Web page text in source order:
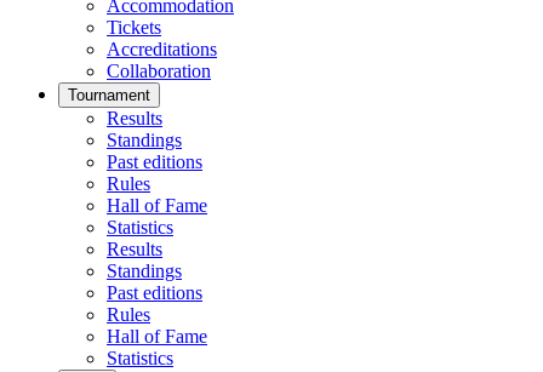
Accommodation
Tickets
Accreditations
Collaboration
Tournament
Results
Standings
Past editions
Rules
Hall of Fame
Statistics
Results
Standings
Past editions
Rules
Hall of Fame
Statistics